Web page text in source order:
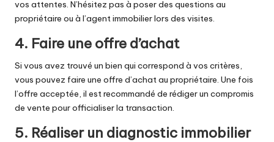
vos attentes. N’hésitez pas à poser des questions au
propriétaire ou à l’agent immobilier lors des visites.
4. Faire une offre d’achat
Si vous avez trouvé un bien qui correspond à vos critères,
vous pouvez faire une offre d’achat au propriétaire. Une fois
l’offre acceptée, il est recommandé de rédiger un compromis
de vente pour officialiser la transaction.
5. Réaliser un diagnostic immobilier